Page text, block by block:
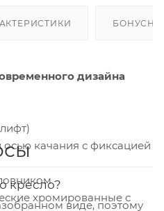
дизайна
качания с фиксацией
хромированные с
кресло?
виде, поэтому